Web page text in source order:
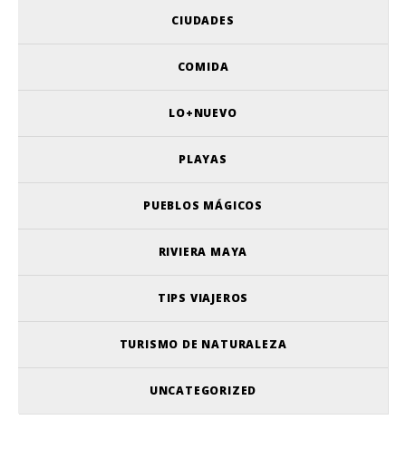
CIUDADES
COMIDA
LO+NUEVO
PLAYAS
PUEBLOS MÁGICOS
RIVIERA MAYA
TIPS VIAJEROS
TURISMO DE NATURALEZA
UNCATEGORIZED